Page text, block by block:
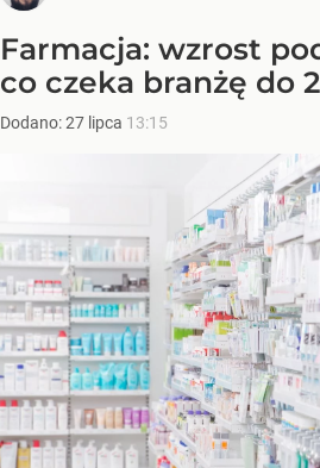
Farmacja: wzrost
co czeka branżę do
Dodano:27 lipca 13:15